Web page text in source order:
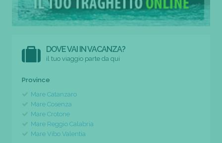
DOVE VAI IN VACANZA?
il tuo viaggio parte da qui
Province
Mare Catanzaro
Mare Cosenza
Mare Crotone
Mare Reggio Calabria
Mare Vibo Valentia